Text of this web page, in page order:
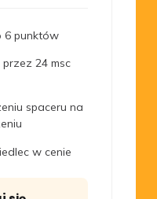
6 punktów
24 msc
spaceru na
w cenie